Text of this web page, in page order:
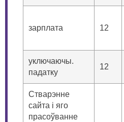
зарплата 12
уключаючы.
падатку
12
Стварэнне
сайта і яго
прасоўванне